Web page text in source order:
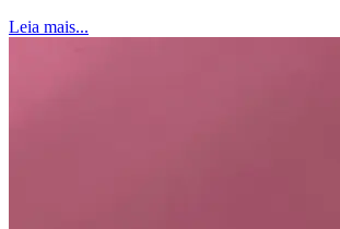
Leia mais...